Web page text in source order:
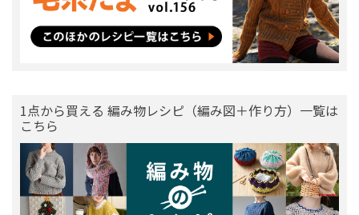
1点から買える 編み物レシピ（編み図＋作り方）一覧は
こちら